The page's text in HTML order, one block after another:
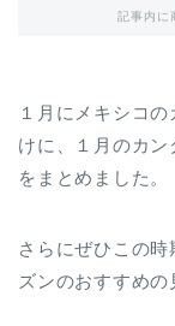
記事内に
１月にメキシコ
けに、１月のカ
をまとめました。
さらにぜひこの
ズンのおすすめの